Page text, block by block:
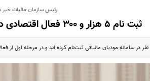
رئیس سازمان مالیات خبر
ثبت نام ۵ هزار و ۳۰۰ فعال اقتصادی در سامانه مودیان مالیاتی